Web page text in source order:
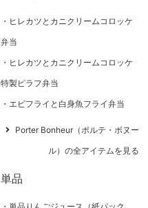
ヒレカツとカニクリームコロッケ
弁当
ヒレカツとカニクリームコロッケ
特製ピラフ弁当
エビフライと白身魚フライ弁当
Porter Bonheur（ポルテ・ボヌー
ル）の全アイテムを見る
単品